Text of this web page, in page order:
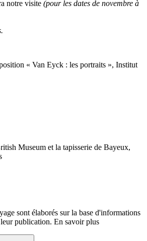
notre visite (pour les dates de novembre à
« Van Eyck : les portraits », Institut
Museum et la tapisserie de Bayeux,
sont élaborés sur la base d'informations
publication. En savoir plus